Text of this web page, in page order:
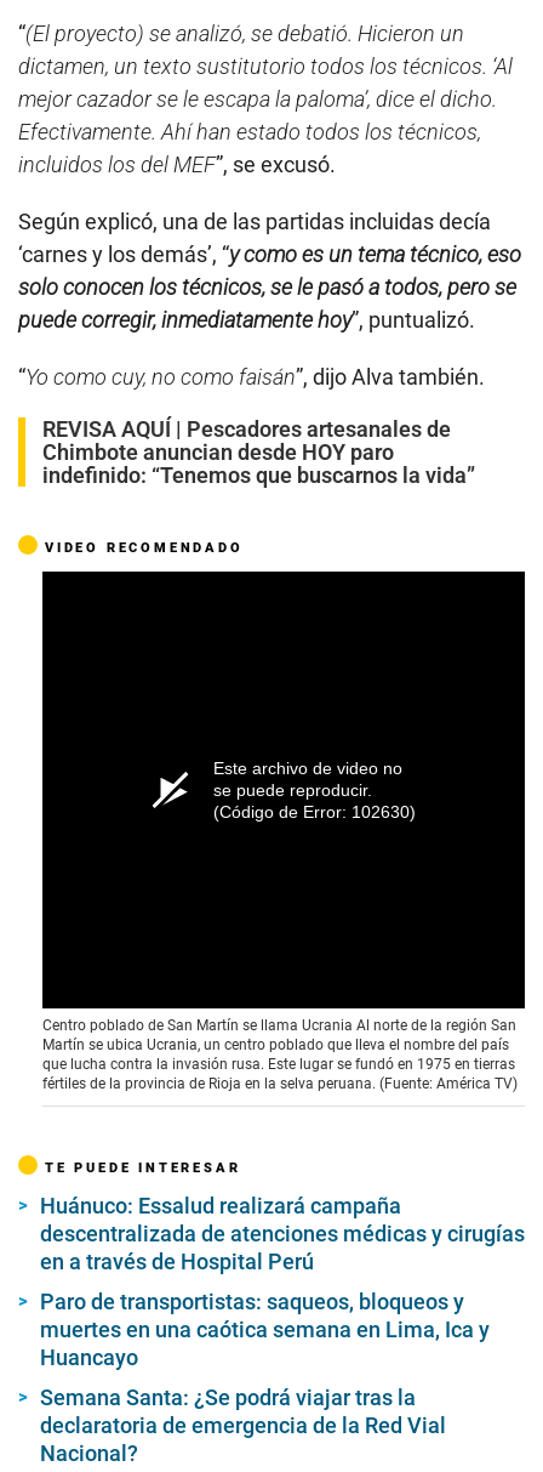
“(El proyecto) se analizó, se debatió. Hicieron un
dictamen, un texto sustitutorio todos los técnicos. ‘Al
mejor cazador se le escapa la paloma’, dice el dicho.
Efectivamente. Ahí han estado todos los técnicos,
incluidos los del MEF”, se excusó.
Según explicó, una de las partidas incluidas decía
‘carnes y los demás’, “y como es un tema técnico, eso
solo conocen los técnicos, se le pasó a todos, pero se
puede corregir, inmediatamente hoy”, puntualizó.
“Yo como cuy, no como faisán”, dijo Alva también.
REVISA AQUÍ | Pescadores artesanales de
Chimbote anuncian desde HOY paro
indefinido: “Tenemos que buscarnos la vida”
VIDEO RECOMENDADO
Este archivo de video no
se puede reproducir.
(Código de Error: 102630)
Centro poblado de San Martín se llama Ucrania Al norte de la región San
Martín se ubica Ucrania, un centro poblado que lleva el nombre del país
que lucha contra la invasión rusa. Este lugar se fundó en 1975 en tierras
fértiles de la provincia de Rioja en la selva peruana. (Fuente: América TV)
TE PUEDE INTERESAR
Huánuco: Essalud realizará campaña
descentralizada de atenciones médicas y cirugías
en a través de Hospital Perú
Paro de transportistas: saqueos, bloqueos y
muertes en una caótica semana en Lima, Ica y
Huancayo
Semana Santa: ¿Se podrá viajar tras la
declaratoria de emergencia de la Red Vial
Nacional?